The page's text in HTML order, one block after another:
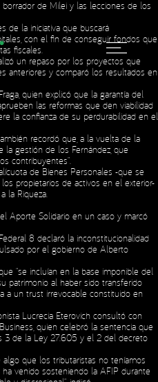
de Milei y las lecciones de los
de la iniciativa que buscará
con el fin de conseguir fondos que
fiscales.
un repaso por los proyectos que
anteriores y comparó los resultados en
quien explicó que la garantía del
las reformas que den viabilidad
la confianza de su perdurabilidad en el
recordó que, a la vuelta de la
la gestión de los Fernández, que
contribuyentes”.
de Bienes Personales -que se
propietarios de activos en el exterior-
la Riqueza.
Aporte Solidario en un caso y marcó
8 declaró la inconstitucionalidad
por el gobierno de Alberto
“se incluían en la base imponible del
patrimonio al haber sido transferido
a un trust irrevocable constituido en
Lucrecia Eterovich consultó con
quien celebró la sentencia que
3 de la Ley 27.605 y el 2 del decreto
que los tributaristas no teníamos
venido sosteniendo la AFIP durante